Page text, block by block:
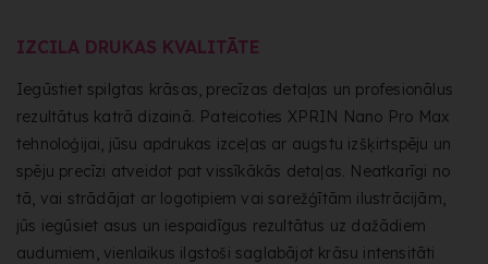
IZCILA DRUKAS KVALITĀTE
Iegūstiet spilgtas krāsas, precīzas detaļas un profesionālus
rezultātus katrā dizainā. Pateicoties XPRIN Nano Pro Max
tehnoloģijai, jūsu apdrukas izceļas ar augstu izšķirtspēju un
spēju precīzi atveidot pat vissīkākās detaļas. Neatkarīgi no
tā, vai strādājat ar logotipiem vai sarežģītām ilustrācijām,
jūs iegūsiet asus un iespaidīgus rezultātus uz dažādiem
audumiem, vienlaikus ilgstoši saglabājot krāsu intensitāti